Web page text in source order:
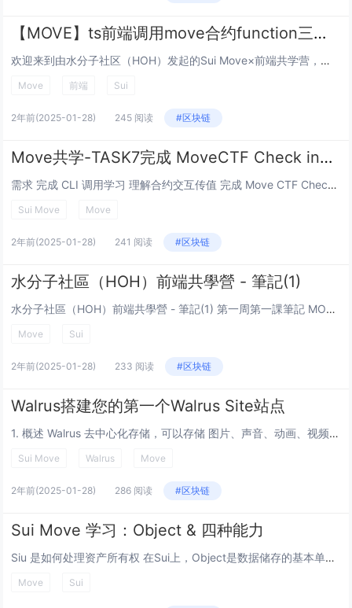
【MOVE】ts前端调用move合约function三步走
欢迎来到由水分子社区（HOH）发起的Sui Move×前端共学营，在这里你可以学习到Move合约开发和Web3前端知识。 不废话，直接上最干的干货。 首先，默认你已经在ts或js环境中安装了所有关于sui的sdk。 我也假设你已经有...
Move 前端 Sui
2年前(2025-01-28) 245 阅读 #区块链
Move共学-TASK7完成 MoveCTF Check in挑战
需求 完成 CLI 调用学习 理解合约交互传值 完成 Move CTF Check In 必须用Sui CLI 调用完成 一、 MoveCTF介绍 CTF（Capture The Flag）中文一般叫夺旗赛，主要...
Sui Move Move
2年前(2025-01-28) 241 阅读 #区块链
水分子社區（HOH）前端共學營 - 筆記(1)
水分子社區（HOH）前端共學營 - 筆記(1) 第一周第一課筆記 MOVE合約: 創建一個用戶產生object及管理object的簡單合約。 合約可以分成7個部分，不是每一個部分都會用上，有些可能不會用上，主要是輔助大家去認識合約中的架...
Move Sui
2年前(2025-01-28) 233 阅读 #区块链
Walrus搭建您的第一个Walrus Site站点
1. 概述 Walrus 去中心化存储，可以存储 图片、声音、动画、视频、其他游戏资产，也可以存储AI算法相关的数据集，作为开发者我们可能想到的第一个应用场景就是构建一个利用Walrus 存储的NFT站点或者应用，然后利用SUI区块链，提...
Sui Move Walrus Move
2年前(2025-01-28) 286 阅读 #区块链
Sui Move 学习：Object & 四种能力
Siu 是如何处理资产所有权 在Sui上，Object是数据储存的基本单位，通过定义，创建和管理这些代表用户资产级的可编程对象。 Object type (对象类型) Sui 定义的每个对象都会用有key 和 UID。在区块链浏览器查...
Move Sui